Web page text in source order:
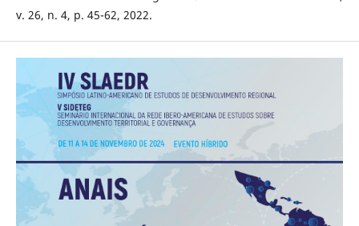
v. 26, n. 4, p. 45-62, 2022.